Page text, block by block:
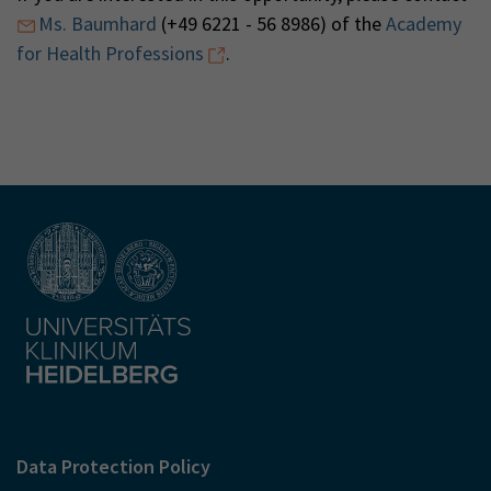
Ms. Baumhard (+49 6221 - 56 8986) of theAcademy
for Health Professions
.
Data Protection Policy